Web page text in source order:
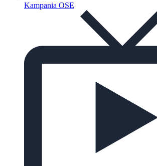
Kampania OSE